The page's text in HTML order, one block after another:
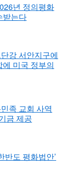
년 정의평화
받는다
강 서안지구에
미국 정부의
족 교회 사역
금 제공
반도 평화법안’